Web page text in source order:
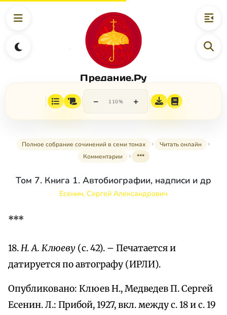
Предание.Ру
− 110% +
Полное собрание сочинений в семи томах
Читать онлайн
Комментарии
***
Том 7. Книга 1. Автобиографии, надписи и др
Есенин, Сергей Александрович
***
18.Н. А. Клюеву (с. 42). – Печатается и
датируется по автографу (ИРЛИ).
Опубликовано: Клюев Н., Медведев П. Сергей
Есенин. Л.: Прибой, 1927, вкл. между с. 18 и с. 19